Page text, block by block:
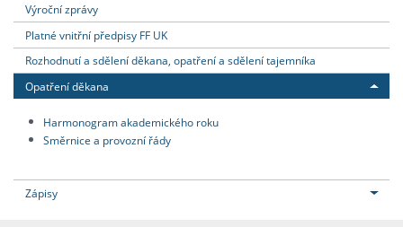
Výroční zprávy
Platné vnitřní předpisy FF UK
Rozhodnutí a sdělení děkana, opatření a sdělení tajemníka
Opatření děkana
Harmonogram akademického roku
Směrnice a provozní řády
Zápisy